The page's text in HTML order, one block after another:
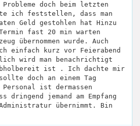
doch beim letzten
ich feststellen, dass man
Geld gestohlen hat Hinzu
fast 20 min warten
übernommen wurde. Auch
einfach kurz vor Feierabend
wird man benachrichtigt
ist . Ich dachte mir
doch an einem Tag
ist dermassen
dringend jemand am Empfang
übernimmt. Bin